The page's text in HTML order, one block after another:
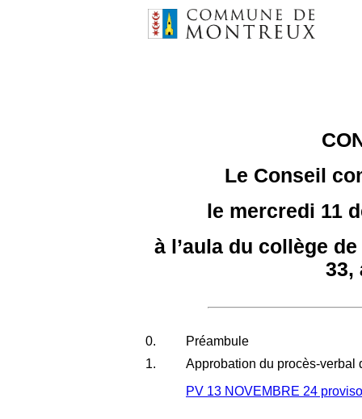
Le Conseil
le mercredi 11
à l’aula du collège
33,
0.
Préambule
1.
Approbation du procès-verbal
PV 13 NOVEMBRE 24